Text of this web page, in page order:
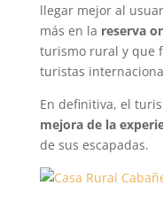
llegar mejor al
más en la reserva
turismo rural y que
turistas
En definitiva, el
mejora de la
de sus escapadas.